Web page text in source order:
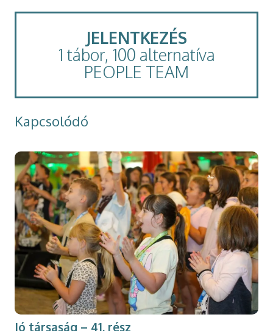
JELENTKEZÉS
1 tábor, 100 alternatíva
PEOPLE TEAM
Kapcsolódó
Jó társaság – 41. rész